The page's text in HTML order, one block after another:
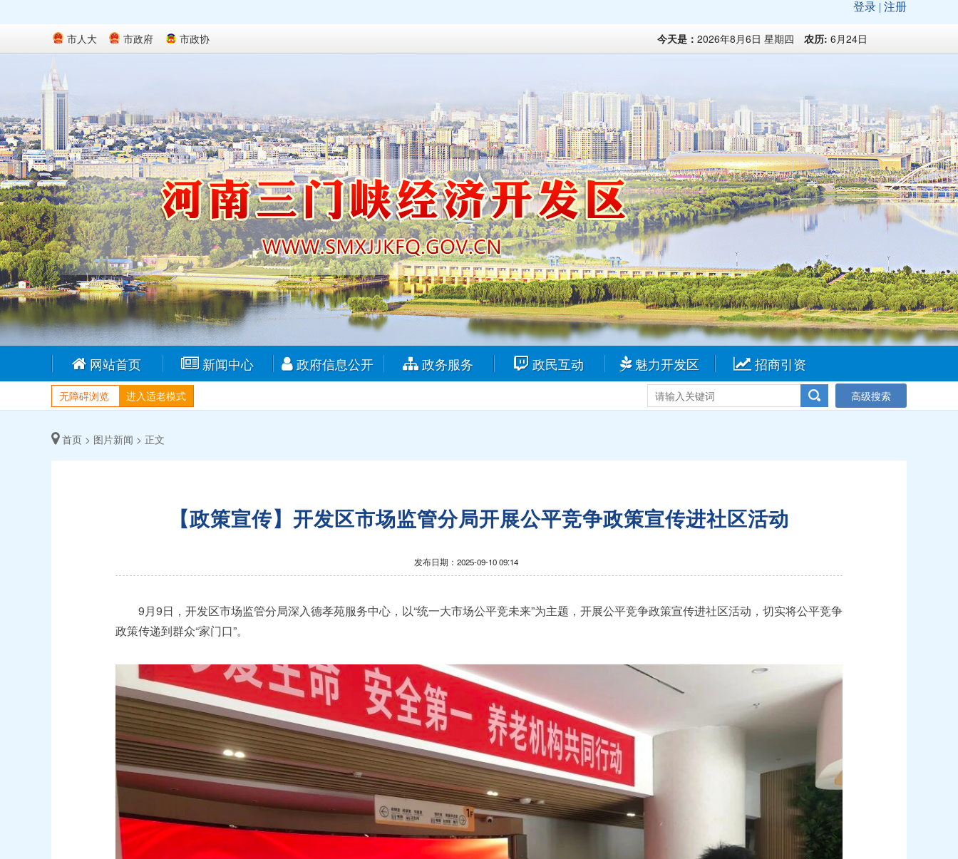
市人大 市政府 市政协 今天是： 2026年8月6日 星期四 农历: 6月24日
网站首页 新闻中心 政府信息公开 政务服务 政民互动 魅力开发区 招商引资
无障碍浏览 进入适老模式 高级搜索
首页 > 图片新闻 > 正文
【政策宣传】开发区市场监管分局开展公平竞争政策宣传进社区活动
发布日期：2025-09-10 09:14
9月9日，开发区市场监管分局深入德孝苑服务中心，以“统一大市场公平竞未来”为主题，开展公平竞争政策宣传进社区活动，切实将公平竞争
政策传递到群众“家门口”。